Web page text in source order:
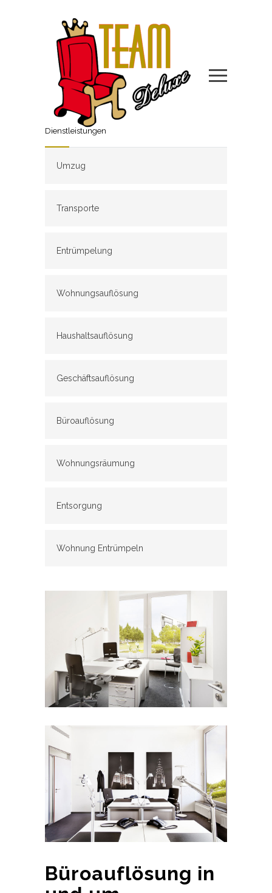
Dienstleistungen
Umzug
Transporte
Entrümpelung
Wohnungsauflösung
Haushaltsauflösung
Geschäftsauflösung
Büroauflösung
Wohnungsräumung
Entsorgung
Wohnung Entrümpeln
Büroauflösung in